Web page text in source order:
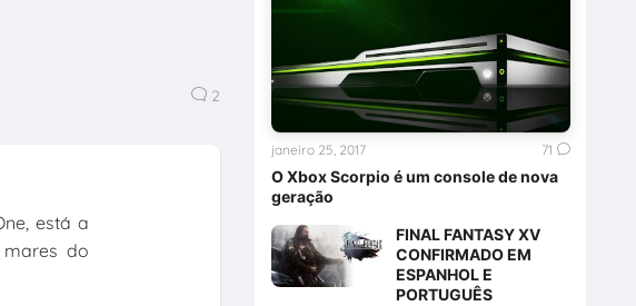
2
está a
do
O Xbox Scorpio é um console de nova
geração
janeiro 25, 2017 71
FINAL FANTASY XV
CONFIRMADO EM
ESPANHOL E
PORTUGUÊS